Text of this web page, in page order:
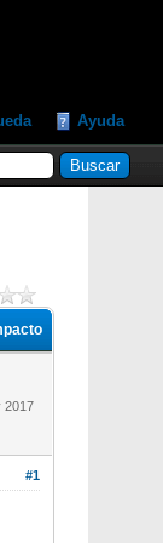
Ayuda
2017
#1